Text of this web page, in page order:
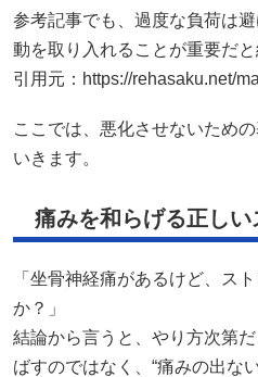
参考記事でも、過度な負荷は
動を取り入れることが重要だと
引用元： https://rehasaku.net/
ここでは、悪化させないため
いきます。
痛みを和らげる正し
「坐骨神経痛があるけど、ス
か？」
結論から言うと、やり方次第
ばすのではなく、“痛みの出な